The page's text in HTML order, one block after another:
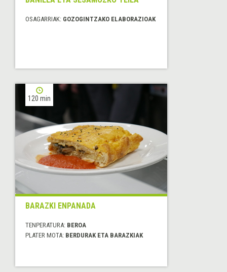
OSAGARRIAK: GOZOGINTZAKO ELABORAZIOAK
120 min
BARAZKI ENPANADA
TENPERATURA: BEROA
PLATER MOTA: BERDURAK ETA BARAZKIAK